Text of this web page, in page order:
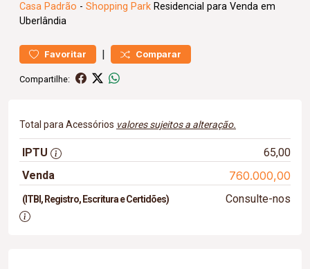
Casa Padrão - Shopping Park Residencial para Venda em
Uberlândia
Favoritar | Comparar
Compartilhe:
Total para Acessórios valores sujeitos a alteração.
IPTU
65,00
Venda
760.000,00
(ITBI, Registro, Escritura e Certidões) Consulte-nos